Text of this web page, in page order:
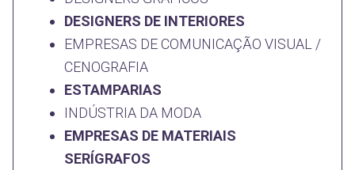
DESIGNERS DE INTERIORES
EMPRESAS DE COMUNICAÇÃO VISUAL /
CENOGRAFIA
ESTAMPARIAS
INDÚSTRIA DA MODA
EMPRESAS DE MATERIAIS
SERÍGRAFOS